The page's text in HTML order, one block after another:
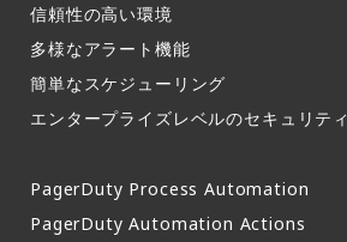
信頼性の高い環境​
多様なアラート機能​
簡単なスケジューリング​
エンタープライズレベルのセキュリティ
PagerDuty Process Automation
PagerDuty Automation Actions